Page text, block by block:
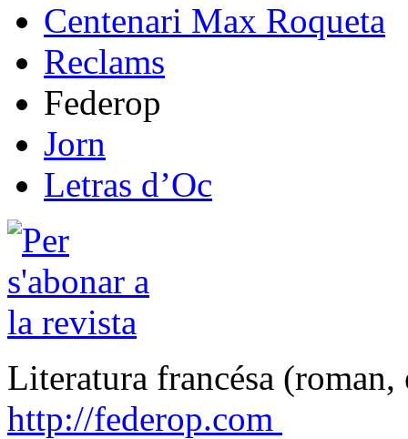
Centenari Max Roqueta
Reclams
Federop
Jorn
Letras d’Oc
Literatura francésa (roman,
http://federop.com